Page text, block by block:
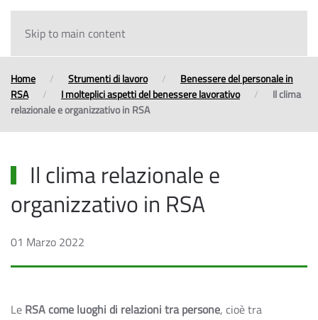
Skip to main content
Home Strumenti di lavoro
Benessere del personale in
RSA
I molteplici aspetti del benessere lavorativo
Il clima
relazionale e organizzativo in RSA
Il clima relazionale e
organizzativo in RSA
01 Marzo 2022
Le RSA come luoghi di relazioni tra persone, cioè tra